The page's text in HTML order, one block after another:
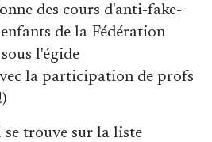
des cours d'anti-fake-
de la Fédération
l'égide
la participation de profs
se trouve sur la liste